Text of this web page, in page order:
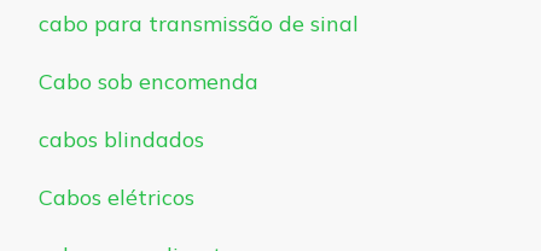
cabo para transmissão de sinal
Cabo sob encomenda
cabos blindados
Cabos elétricos